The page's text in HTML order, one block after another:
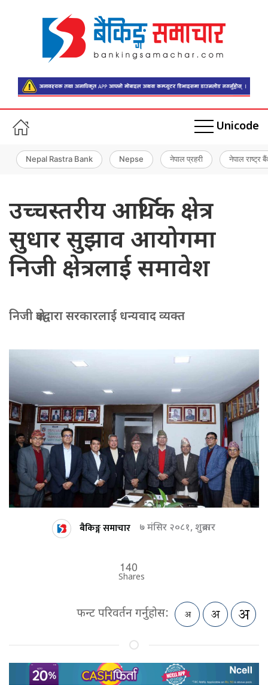
Unicode
Nepal Rastra Bank Nepse नेपाल प्रहरी नेपाल राष्ट्र
उच्चस्तरीय आर्थिक क्षेत्र
सुधार सुझाव आयोगमा
निजी क्षेत्रलाई समावेश
निजी क्षेत्रद्वारा सरकारलाई धन्यवाद व्यक्त
बैकिङ्ग समाचार ७ मंसिर २०८१, शुक्रबार
140
Shares
फन्ट परिवर्तन गर्नुहोस: